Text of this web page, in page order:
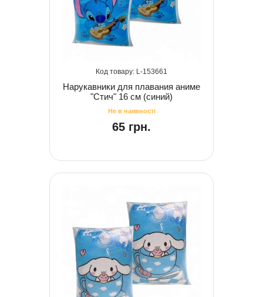
153661
Нарукавники для плавания аниме
"Стич" 16 см (синий)
65 грн.